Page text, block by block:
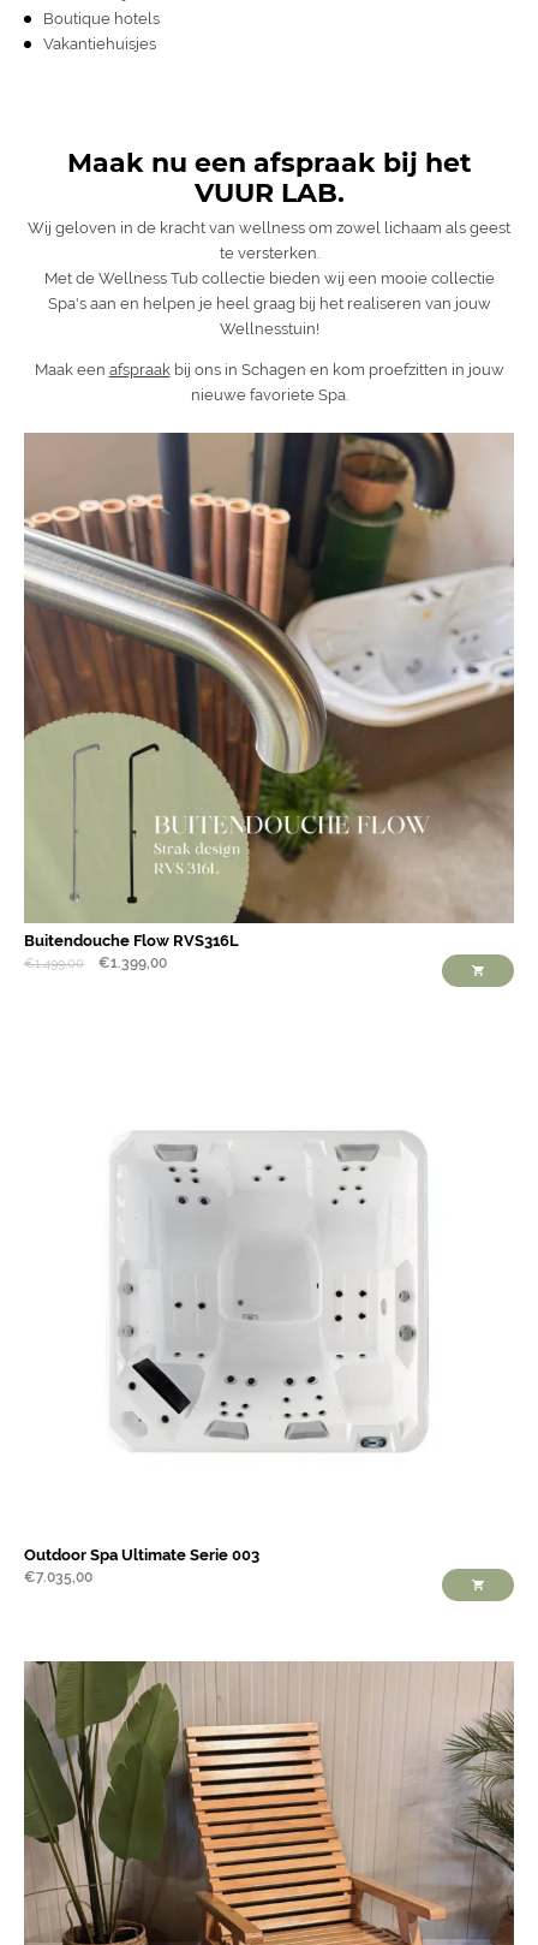
Boutique hotels
Vakantiehuisjes
Maak nu een afspraak bij het
VUUR LAB.
Wij geloven in de kracht van wellness om zowel lichaam als geest
te versterken.
Met de Wellness Tub collectie bieden wij een mooie collectie
Spa's aan en helpen je heel graag bij het realiseren van jouw
Wellnesstuin!
Maak een afspraakbij ons in Schagen en kom proefzitten in jouw
nieuwe favoriete Spa.
Buitendouche Flow RVS316L
€1.499,00 €1.399,00
Outdoor Spa Ultimate Serie 003
€7.035,00